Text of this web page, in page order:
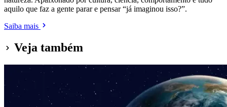
aquilo que faz a gente parar e pensar “já imaginou isso?”.
Saiba mais
Veja também